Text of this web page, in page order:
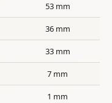
53 mm
36 mm
33 mm
7 mm
1 mm